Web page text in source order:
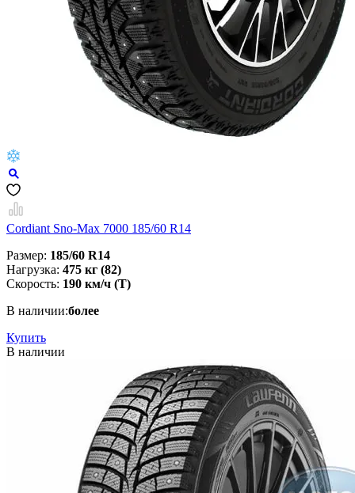
Cordiant Sno-Max 7000 185/60 R14
Размер: 185/60 R14
Нагрузка: 475 кг (82)
Скорость: 190 км/ч (Т)
В наличии:более
Купить
В наличии